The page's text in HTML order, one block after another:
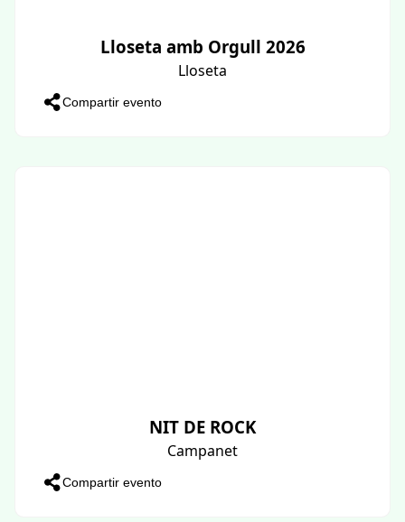
Lloseta amb Orgull 2026
Lloseta
Compartir evento
NIT DE ROCK
Campanet
Compartir evento